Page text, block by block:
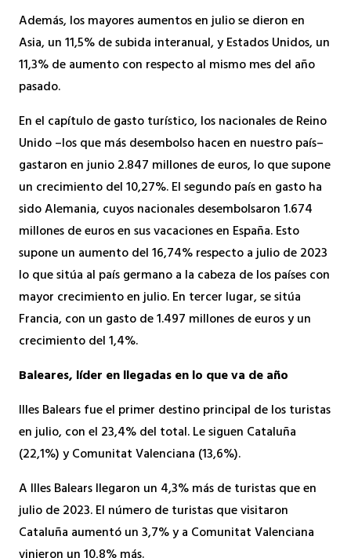
Además, los mayores aumentos en julio se dieron en
Asia, un 11,5% de subida interanual, y Estados Unidos, un
11,3% de aumento con respecto al mismo mes del año
pasado.
En el capítulo de gasto turístico, los nacionales de Reino
Unido –los que más desembolso hacen en nuestro país–
gastaron en junio 2.847 millones de euros, lo que supone
un crecimiento del 10,27%. El segundo país en gasto ha
sido Alemania, cuyos nacionales desembolsaron 1.674
millones de euros en sus vacaciones en España. Esto
supone un aumento del 16,74% respecto a julio de 2023
lo que sitúa al país germano a la cabeza de los países con
mayor crecimiento en julio. En tercer lugar, se sitúa
Francia, con un gasto de 1.497 millones de euros y un
crecimiento del 1,4%.
Baleares, líder en llegadas en lo que va de año
Illes Balears fue el primer destino principal de los turistas
en julio, con el 23,4% del total. Le siguen Cataluña
(22,1%) y Comunitat Valenciana (13,6%).
A Illes Balears llegaron un 4,3% más de turistas que en
julio de 2023. El número de turistas que visitaron
Cataluña aumentó un 3,7% y a Comunitat Valenciana